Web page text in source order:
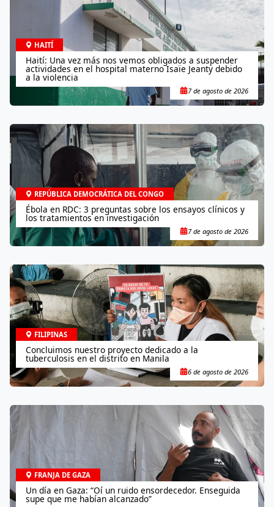
HAITÍ
Haití: Una vez más nos vemos obligados a suspender
actividades en el hospital materno Isaïe Jeanty debido
a la violencia
7 de agosto de 2026
REPÚBLICA DEMOCRÁTICA DEL CONGO
Ébola en RDC: 3 preguntas sobre los ensayos clínicos y
los tratamientos en investigación
7 de agosto de 2026
FILIPINAS
Concluimos nuestro proyecto dedicado a la
tuberculosis en el distrito en Manila
6 de agosto de 2026
FRANJA DE GAZA
Un día en Gaza: “Oí un ruido ensordecedor. Enseguida
supe que me habían alcanzado”